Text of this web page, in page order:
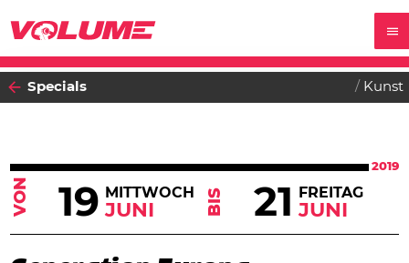
Specials Kunst
2019
VON 19 MITTWOCH
JUNI BIS 21 FREITAG
JUNI